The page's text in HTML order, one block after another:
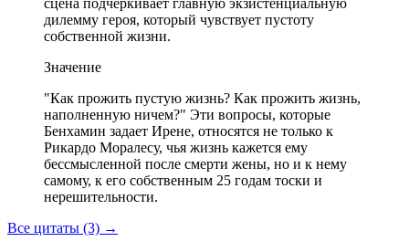
сцена подчеркивает главную экзистенциальную
дилемму героя, который чувствует пустоту
собственной жизни.
Значение
"Как прожить пустую жизнь? Как прожить жизнь,
наполненную ничем?" Эти вопросы, которые
Бенхамин задает Ирене, относятся не только к
Рикардо Моралесу, чья жизнь кажется ему
бессмысленной после смерти жены, но и к нему
самому, к его собственным 25 годам тоски и
нерешительности.
Все цитаты (3) →